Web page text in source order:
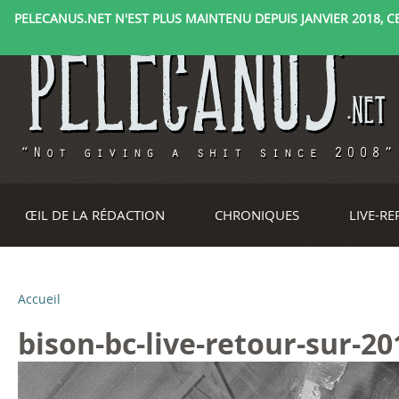
PELECANUS.NET N'EST PLUS MAINTENU DEPUIS JANVIER 2018,
ŒIL DE LA RÉDACTION CHRONIQUES LIVE-
V
o
u
Accueil
bison-bc-live-retour-sur-